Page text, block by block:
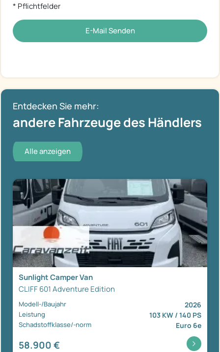
* Pflichtfelder
E-Mail Senden
Entdecken Sie mehr:
andere Fahrzeuge des Händlers
Alle anzeigen
Sunlight Camper Van
CLIFF 601 Adventure Edition
Modell-/Baujahr 2026
Leistung 103 KW / 140 PS
Schadstoffklasse/-norm Euro 6e
58.900 €